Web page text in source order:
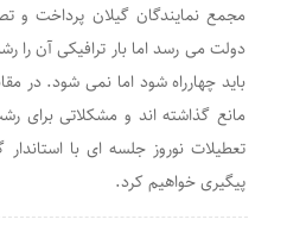
مجمع نمایندگان گیلان پرداخت و
دولت می رسد اما بار ترافیکی آن را
باید چهارراه شود اما نمی شود. در
مانع گذاشته اند و مشکلاتی برای
تعطیلات نوروز جلسه ای با استاندار
پیگیری خواهیم کرد.